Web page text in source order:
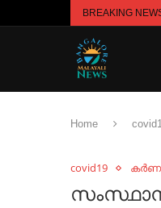
BREAKING
Home
covid19